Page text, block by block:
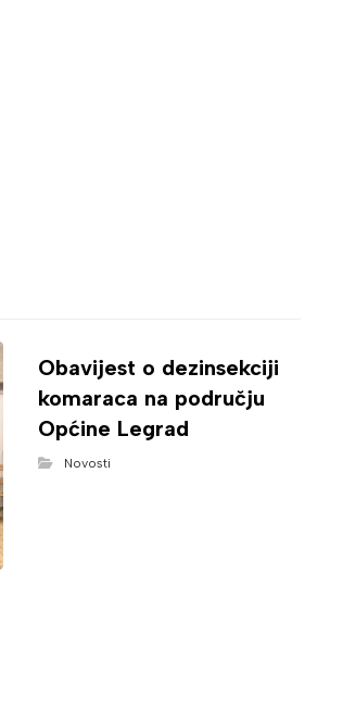
Obavijest o dezinsekciji
komaraca na području
Općine Legrad
Novosti